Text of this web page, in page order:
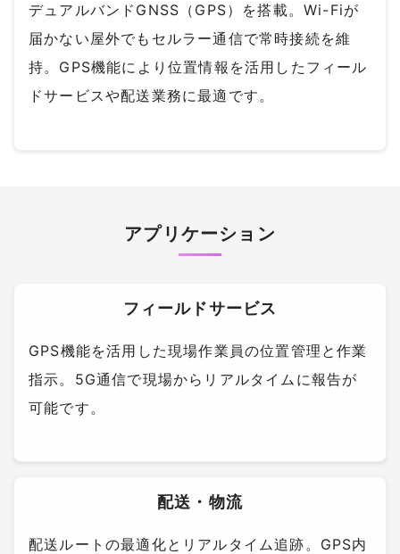
デュアルバンドGNSS（GPS）を搭載。Wi-Fiが
届かない屋外でもセルラー通信で常時接続を維
持。GPS機能により位置情報を活用したフィール
ドサービスや配送業務に最適です。
アプリケーション
フィールドサービス
GPS機能を活用した現場作業員の位置管理と作業
指示。5G通信で現場からリアルタイムに報告が
可能です。
配送・物流
配送ルートの最適化とリアルタイム追跡。GPS内